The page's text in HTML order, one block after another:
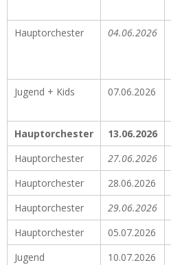
Hauptorchester
04.06.2026
Jugend + Kids
07.06.2026
Hauptorchester
13.06.2026
Hauptorchester
27.06.2026
Hauptorchester
28.06.2026
Hauptorchester
29.06.2026
Hauptorchester
05.07.2026
Jugend
10.07.2026